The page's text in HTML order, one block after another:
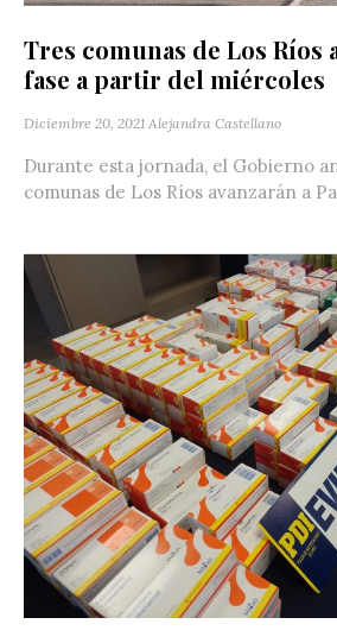
Tres comunas de Los Ríos
fase a partir del miércoles
Diciembre 20, 2021 Alejandra Castellano
Durante esta jornada, el Gobierno
comunas de Los Ríos avanzarán a